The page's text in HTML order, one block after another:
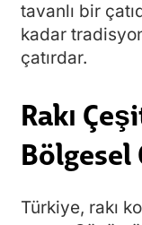
tavanlı bir
kadar
çatırdar.
Rakı
Türkiye, rakı